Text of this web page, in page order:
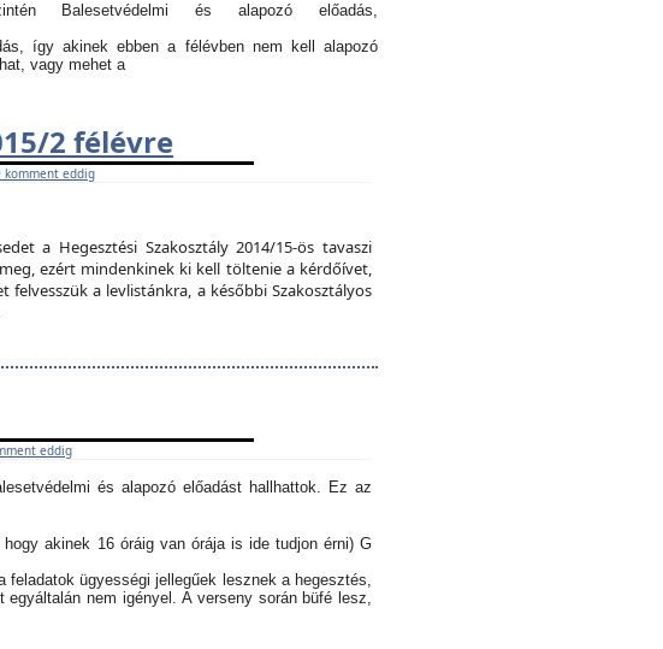
Balesetvédelmi és alapozó előadás,
így akinek ebben a félévben nem kell alapozó
vagy mehet a
2 félévre
komment eddig
a Hegesztési Szakosztály 2014/15-ös tavaszi
ezért mindenkinek ki kell töltenie a kérdőívet,
a levlistánkra, a későbbi Szakosztályos
eddig
és alapozó előadást hallhattok. Ez az
akinek 16 óráig van órája is ide tudjon érni) G
ügyességi jellegűek lesznek a hegesztés,
nem igényel. A verseny során büfé lesz,